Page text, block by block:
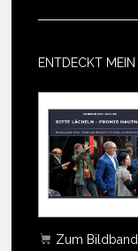
ENTDECKT
Zum